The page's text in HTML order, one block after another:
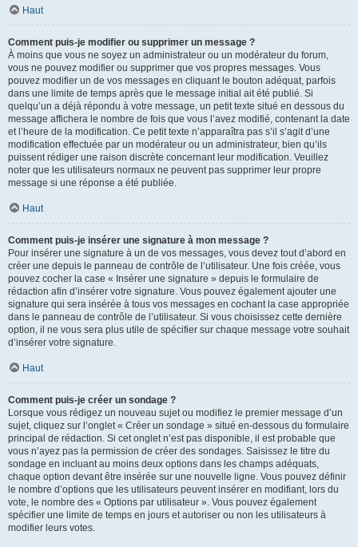
Haut
Comment puis-je modifier ou supprimer un message ?
À moins que vous ne soyez un administrateur ou un modérateur du forum,
vous ne pouvez modifier ou supprimer que vos propres messages. Vous
pouvez modifier un de vos messages en cliquant le bouton adéquat, parfois
dans une limite de temps après que le message initial ait été publié. Si
quelqu’un a déjà répondu à votre message, un petit texte situé en dessous du
message affichera le nombre de fois que vous l’avez modifié, contenant la date
et l’heure de la modification. Ce petit texte n’apparaîtra pas s’il s’agit d’une
modification effectuée par un modérateur ou un administrateur, bien qu’ils
puissent rédiger une raison discrète concernant leur modification. Veuillez
noter que les utilisateurs normaux ne peuvent pas supprimer leur propre
message si une réponse a été publiée.
Haut
Comment puis-je insérer une signature à mon message ?
Pour insérer une signature à un de vos messages, vous devez tout d’abord en
créer une depuis le panneau de contrôle de l’utilisateur. Une fois créée, vous
pouvez cocher la case « Insérer une signature » depuis le formulaire de
rédaction afin d’insérer votre signature. Vous pouvez également ajouter une
signature qui sera insérée à tous vos messages en cochant la case appropriée
dans le panneau de contrôle de l’utilisateur. Si vous choisissez cette dernière
option, il ne vous sera plus utile de spécifier sur chaque message votre souhait
d’insérer votre signature.
Haut
Comment puis-je créer un sondage ?
Lorsque vous rédigez un nouveau sujet ou modifiez le premier message d’un
sujet, cliquez sur l’onglet « Créer un sondage » situé en-dessous du formulaire
principal de rédaction. Si cet onglet n’est pas disponible, il est probable que
vous n’ayez pas la permission de créer des sondages. Saisissez le titre du
sondage en incluant au moins deux options dans les champs adéquats,
chaque option devant être insérée sur une nouvelle ligne. Vous pouvez définir
le nombre d’options que les utilisateurs peuvent insérer en modifiant, lors du
vote, le nombre des « Options par utilisateur ». Vous pouvez également
spécifier une limite de temps en jours et autoriser ou non les utilisateurs à
modifier leurs votes.